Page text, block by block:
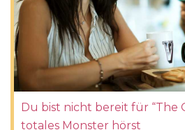
Du bist nicht bereit für “The
totales Monster hörst